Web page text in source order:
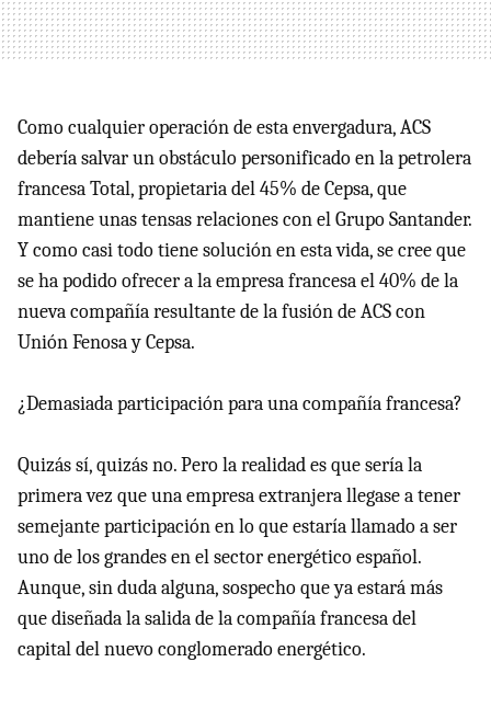
Como cualquier operación de esta envergadura, ACS
debería salvar un obstáculo personificado en la petrolera
francesa Total, propietaria del 45% de Cepsa, que
mantiene unas tensas relaciones con el Grupo Santander.
Y como casi todo tiene solución en esta vida, se cree que
se ha podido ofrecer a la empresa francesa el 40% de la
nueva compañía resultante de la fusión de ACS con
Unión Fenosa y Cepsa.
¿Demasiada participación para una compañía francesa?
Quizás sí, quizás no. Pero la realidad es que sería la
primera vez que una empresa extranjera llegase a tener
semejante participación en lo que estaría llamado a ser
uno de los grandes en el sector energético español.
Aunque, sin duda alguna, sospecho que ya estará más
que diseñada la salida de la compañía francesa del
capital del nuevo conglomerado energético.